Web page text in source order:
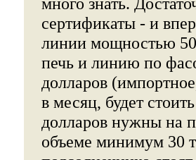
сертификаты - и
линии мощностью
печь и линию по
долларов
в месяц, будет
долларов нужны на
объеме минимум 30